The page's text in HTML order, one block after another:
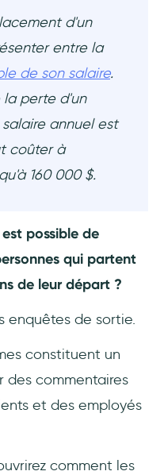
de départ
d'information
pour des
que vous vous
(facultatif)
analysez-les
d'un
entre la
de son salaire.
la perte d'un
annuel est
coûter à
160 000 $.
est possible de
qui partent
de leur départ ?
enquêtes de sortie.
constituent un
des commentaires
et des employés
comment les